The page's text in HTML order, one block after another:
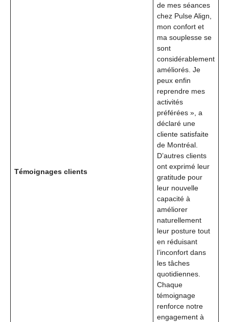
Témoignages clients
de mes séances
chez Pulse Align,
mon confort et
ma souplesse se
sont
considérablement
améliorés. Je
peux enfin
reprendre mes
activités
préférées », a
déclaré une
cliente satisfaite
de Montréal.
D’autres clients
ont exprimé leur
gratitude pour
leur nouvelle
capacité à
améliorer
naturellement
leur posture tout
en réduisant
l’inconfort dans
les tâches
quotidiennes.
Chaque
témoignage
renforce notre
engagement à